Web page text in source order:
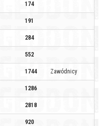
174
191
284
552
1744 Zawódnicy
1286
2818
920